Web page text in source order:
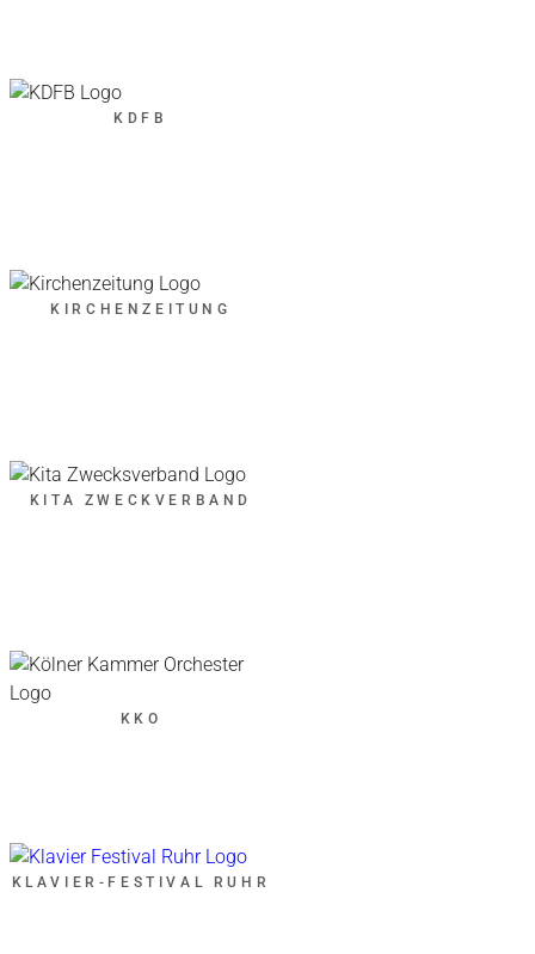
KDFB
KIRCHENZEITUNG
KITA ZWECKVERBAND
KKO
KLAVIER-FESTIVAL RUHR